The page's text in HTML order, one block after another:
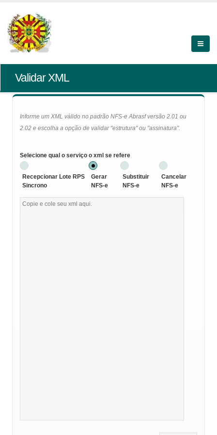
Validar XML
Informe um XML válido no padrão NFS-e Abrasf versão 2.01 ou
2.02 e escolha a opção de validar "estrutura" ou "assinatura".
Selecione qual o serviço o xml se refere
Recepcionar Lote RPS
Sincrono
Gerar
NFS-e
Substituir
NFS-e
Cancelar
NFS-e